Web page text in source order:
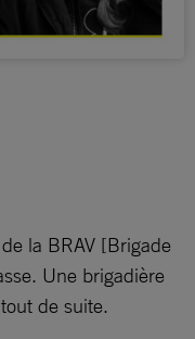
la BRAV [Brigade
Une brigadière
de suite.